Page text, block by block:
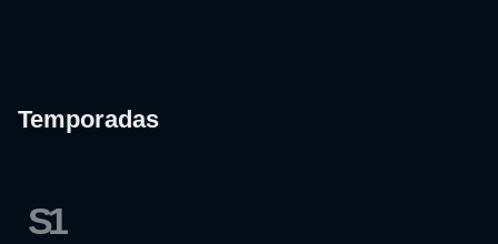
Temporadas
S1